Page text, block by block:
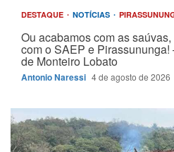
DESTAQUE NOTÍCIAS
Ou acabamos com as
com o SAEP e
de Monteiro Lobato
Antonio Naressi 4 de agosto de 2026